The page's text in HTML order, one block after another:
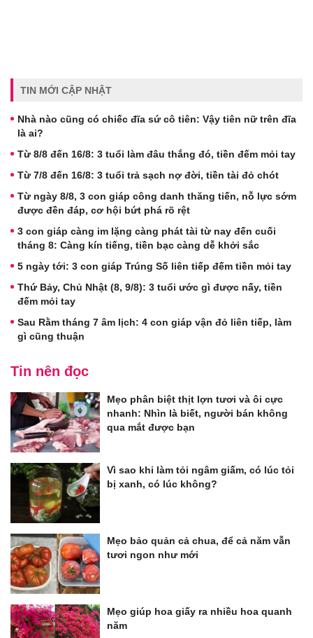
TIN MỚI CẬP NHẬT
Nhà nào cũng có chiếc đĩa sứ cô tiên: Vậy tiên nữ trên đĩa
là ai?
Từ 8/8 đến 16/8: 3 tuổi làm đâu thắng đó, tiền đếm mỏi tay
Từ 7/8 đến 16/8: 3 tuổi trả sạch nợ đời, tiền tài đỏ chót
Từ ngày 8/8, 3 con giáp công danh thăng tiến, nỗ lực sớm
được đền đáp, cơ hội bứt phá rõ rệt
3 con giáp càng im lặng càng phát tài từ nay đến cuối
tháng 8: Càng kín tiếng, tiền bạc càng dễ khởi sắc
5 ngày tới: 3 con giáp Trúng Số liên tiếp đếm tiền mỏi tay
Thứ Bảy, Chủ Nhật (8, 9/8): 3 tuổi ước gì được nấy, tiền
đếm mỏi tay
Sau Rằm tháng 7 âm lịch: 4 con giáp vận đỏ liên tiếp, làm
gì cũng thuận
Tin nên đọc
Mẹo phân biệt thịt lợn tươi và ôi cực
nhanh: Nhìn là biết, người bán không
qua mắt được bạn
Vì sao khi làm tỏi ngâm giấm, có lúc tỏi
bị xanh, có lúc không?
Mẹo bảo quản cả chua, để cả năm vẫn
tươi ngon như mới
Mẹo giúp hoa giấy ra nhiều hoa quanh
năm